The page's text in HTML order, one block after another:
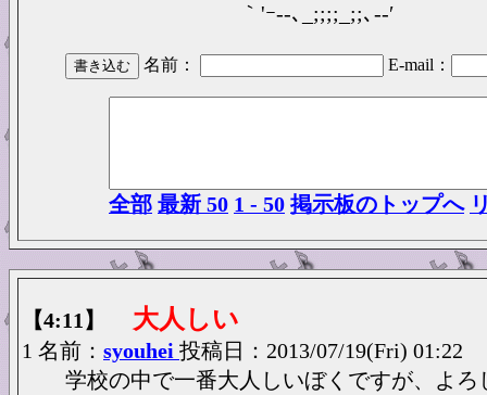
｀'ｰ--､_;;;;_;;､-‐′
名前： E-mail：
全部 最新 50 1 - 50 掲示板のトップへ
【4:11】 大人しい
1 名前： syouhei 投稿日：2013/07/19(Fri) 01:22
学校の中で一番大人しいぼくですが、よろ